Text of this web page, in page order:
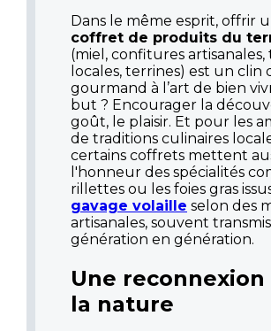
Dans le même esprit, offrir
coffret de produits du
(miel, confitures artisanales,
locales, terrines) est un clin
gourmand à l’art de bien
but ? Encourager la
goût, le plaisir. Et pour les
de traditions culinaires
certains coffrets mettent
l'honneur des spécialités
rillettes ou les foies gras
gavage volaille selon des
artisanales, souvent
génération en génération.
Une reconnexion
la nature